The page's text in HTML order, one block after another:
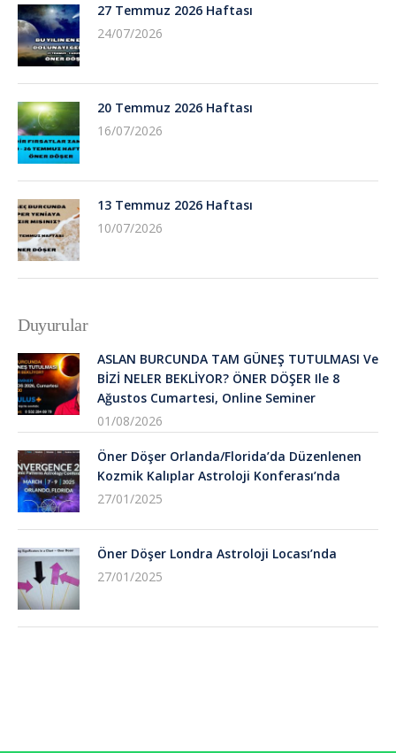
27 Temmuz 2026 Haftası
24/07/2026
20 Temmuz 2026 Haftası
16/07/2026
13 Temmuz 2026 Haftası
10/07/2026
Duyurular
ASLAN BURCUNDA TAM GÜNEŞ TUTULMASI Ve
BİZİ NELER BEKLİYOR? ÖNER DÖŞER Ile 8
Ağustos Cumartesi, Online Seminer
01/08/2026
Öner Döşer Orlanda/Florida’da Düzenlenen
Kozmik Kalıplar Astroloji Konferası’nda
27/01/2025
Öner Döşer Londra Astroloji Locası’nda
27/01/2025